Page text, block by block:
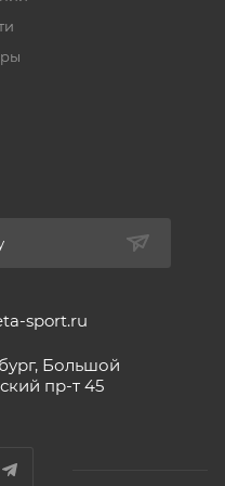
sport.ru
Большой
пр-т 45